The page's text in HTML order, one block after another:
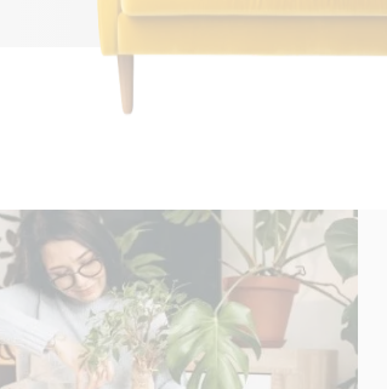
Négyajtós hűtőszekrény
Pult mélység Pult mélység
űrtartalom (liter) 646
űrtartalom (liter) 261
csomagolással (kg) 147
1 753
együtt (mm) 1 792
(Szé x Ma x Mé mm) 914 x 1 792 x 729
(kg) 137